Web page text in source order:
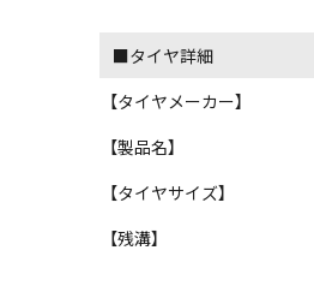
■タイヤ詳細
【タイヤメーカー】
【製品名】
【タイヤサイズ】
【残溝】